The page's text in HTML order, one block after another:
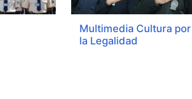
Multimedia Cultura por
la Legalidad